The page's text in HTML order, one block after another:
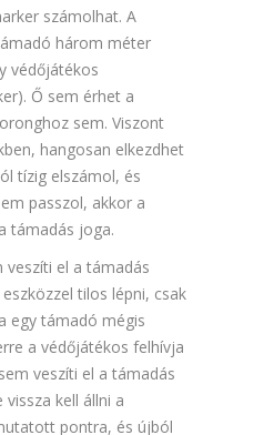
számolhat. A
három méter
védőjátékos
Ő sem érhet a
sem. Viszont
hangosan elkezdhet
tízig elszámol, és
passzol, akkor a
támadás joga.
veszíti el a támadás
tilos lépni, csak
egy támadó mégis
a védőjátékos felhívja
veszíti el a támadás
kell állni a
pontra, és újból